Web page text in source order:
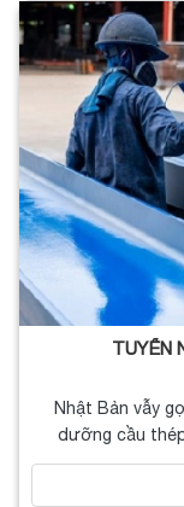
TUYỂN
Nhật Bản vẫy
dưỡng cầu